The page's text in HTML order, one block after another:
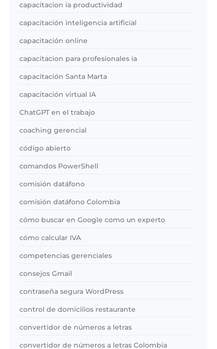
capacitacion ia productividad
capacitación inteligencia artificial
capacitación online
capacitacion para profesionales ia
capacitación Santa Marta
capacitación virtual IA
ChatGPT en el trabajo
coaching gerencial
código abierto
comandos PowerShell
comisión datáfono
comisión datáfono Colombia
cómo buscar en Google como un experto
cómo calcular IVA
competencias gerenciales
consejos Gmail
contraseña segura WordPress
control de domicilios restaurante
convertidor de números a letras
convertidor de números a letras Colombia